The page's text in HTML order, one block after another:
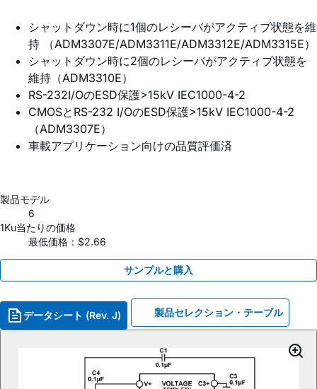
シャットダウン時に1個のレシーバがアクティブ状態を維
持 （ADM3307E/ADM3311E/ADM3312E/ADM3315E）
シャットダウン時に2個のレシーバがアクティブ状態を
維持（ADM3310E）
RS-232I/OのESD保護>15kV IEC1000-4-2
CMOSとRS-232 I/OのESD保護>15kV IEC1000-4-2
（ADM3307E）
車載アプリケーション向けの品質評価済
製品モデル
6
1Ku当たりの価格
最低価格：$2.66
サンプルと購入
データシート (Rev. J) 製品セレクション・テーブル